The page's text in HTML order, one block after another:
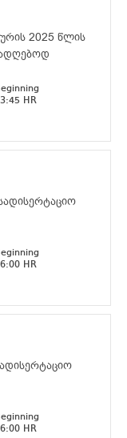
2025 წლის
HR
HR
HR